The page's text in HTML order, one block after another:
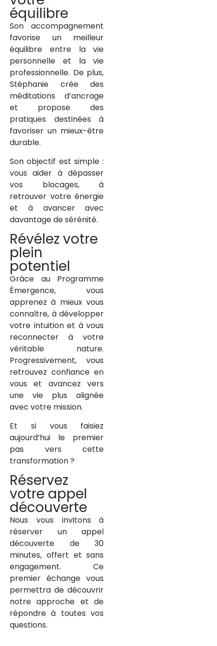
équilibre
Son accompagnement
favorise un meilleur
équilibre entre la vie
personnelle et la vie
professionnelle. De plus,
Stéphanie crée des
méditations d’ancrage
et propose des
pratiques destinées à
favoriser un mieux-être
durable.
Son objectif est simple :
vous aider à dépasser
vos blocages, à
retrouver votre énergie
et à avancer avec
davantage de sérénité.
Révélez votre
plein
potentiel
Grâce au Programme
Émergence, vous
apprenez à mieux vous
connaître, à développer
votre intuition et à vous
reconnecter à votre
véritable nature.
Progressivement, vous
retrouvez confiance en
vous et avancez vers
une vie plus alignée
avec votre mission.
Et si vous faisiez
aujourd’hui le premier
pas vers cette
transformation ?
Réservez
votre appel
découverte
Nous vous invitons à
réserver un appel
découverte de 30
minutes, offert et sans
engagement. Ce
premier échange vous
permettra de découvrir
notre approche et de
répondre à toutes vos
questions.